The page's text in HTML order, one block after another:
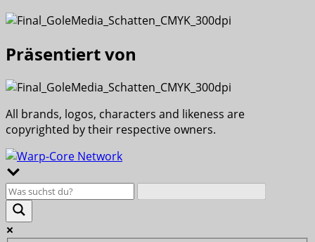
Präsentiert von
All brands, logos, characters and likeness are
copyrighted by their respective owners.